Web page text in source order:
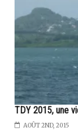
TDY 2015, une
AOÛT 2ND, 2015